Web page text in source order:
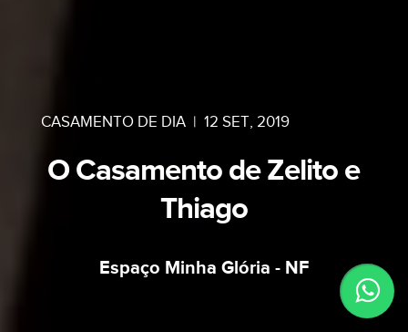
CASAMENTO DE DIA| 12 SET, 2019
O Casamento de Zelito e
Thiago
Espaço Minha Glória - NF